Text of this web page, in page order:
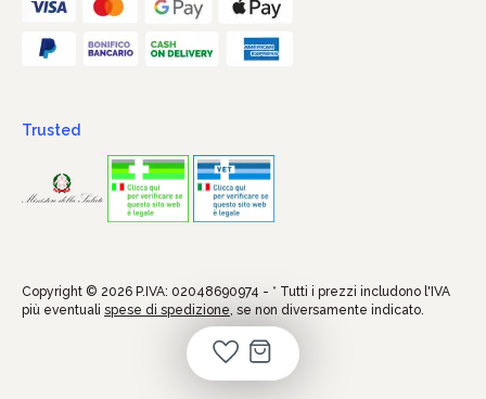
Trusted
Copyright © 2026 P.IVA: 02048690974 - * Tutti i prezzi includono l'IVA
più eventuali spese di spedizione, se non diversamente indicato.